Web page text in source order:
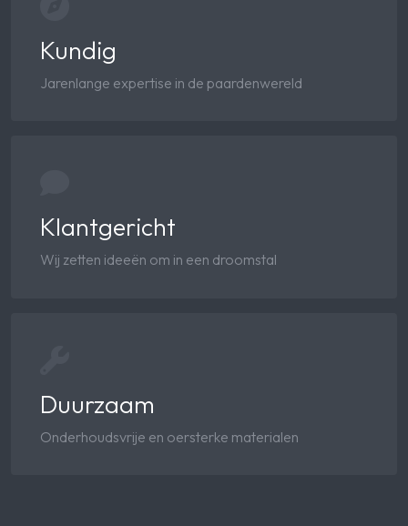
Kundig
Jarenlange expertise in de paardenwereld
Klantgericht
Wij zetten ideeën om in een droomstal
Duurzaam
Onderhoudsvrije en oersterke materialen